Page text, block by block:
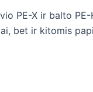
PE-X ir balto
bet ir kitomis